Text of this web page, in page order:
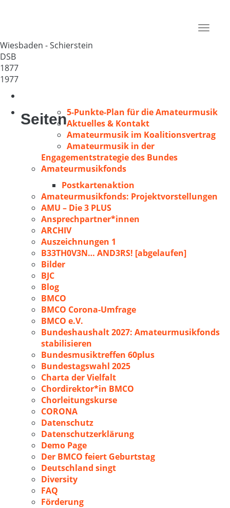
Toggle
Wiesbaden - Schierstein
DSB
1877
1977
Seiten5-Punkte-Plan für die Amateurmusik
Aktuelles & Kontakt
Amateurmusik im Koalitionsvertrag
Amateurmusik in der
Engagementstrategie des Bundes
Amateurmusikfonds
Postkartenaktion
Amateurmusikfonds: Projektvorstellungen
AMU – Die 3 PLUS
Ansprechpartner*innen
ARCHIV
Auszeichnungen 1
B33TH0V3N… AND3RS! [abgelaufen]
Bilder
BJC
Blog
BMCO
BMCO Corona-Umfrage
BMCO e.V.
Bundeshaushalt 2027: Amateurmusikfonds
stabilisieren
Bundesmusiktreffen 60plus
Bundestagswahl 2025
Charta der Vielfalt
Chordirektor*in BMCO
Chorleitungskurse
CORONA
Datenschutz
Datenschutzerklärung
Demo Page
Der BMCO feiert Geburtstag
Deutschland singt
Diversity
FAQ
Förderung